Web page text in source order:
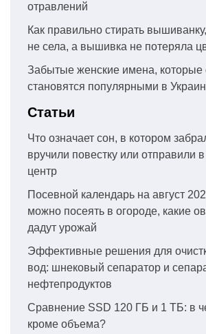
отравлений
Как правильно стирать
не села, а вышивка не потеряла
Забытые женские имена, которые
становятся популярными в
Статьи
Что означает сон, в котором
вручили повестку или отправили
центр
Посевной календарь на август
можно посеять в огороде, какие
дадут урожай
Эффективные решения для
вод: шнековый сепаратор и
нефтепродуктов
Сравнение SSD 120 ГБ и 1 ТБ: в
кроме объема?